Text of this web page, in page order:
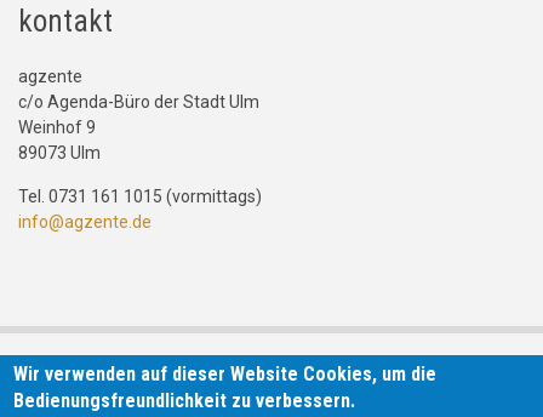
kontakt
agzente
c/o Agenda-Büro der Stadt Ulm
Weinhof 9
89073 Ulm
Tel. 0731 161 1015 (vormittags)
info@agzente.de
Wir verwenden auf dieser Website Cookies, um die
Bedienungsfreundlichkeit zu verbessern.